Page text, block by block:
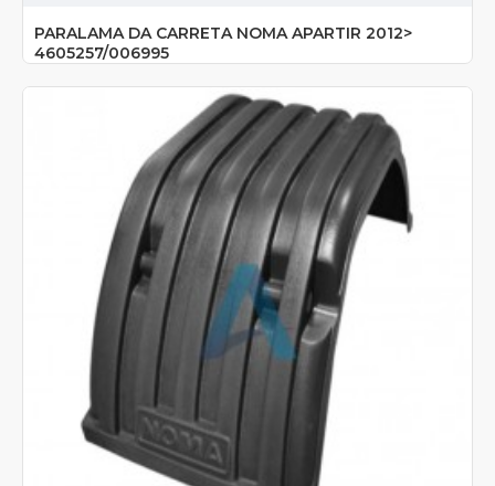
PARALAMA DA CARRETA NOMA APARTIR 2012>
4605257/006995